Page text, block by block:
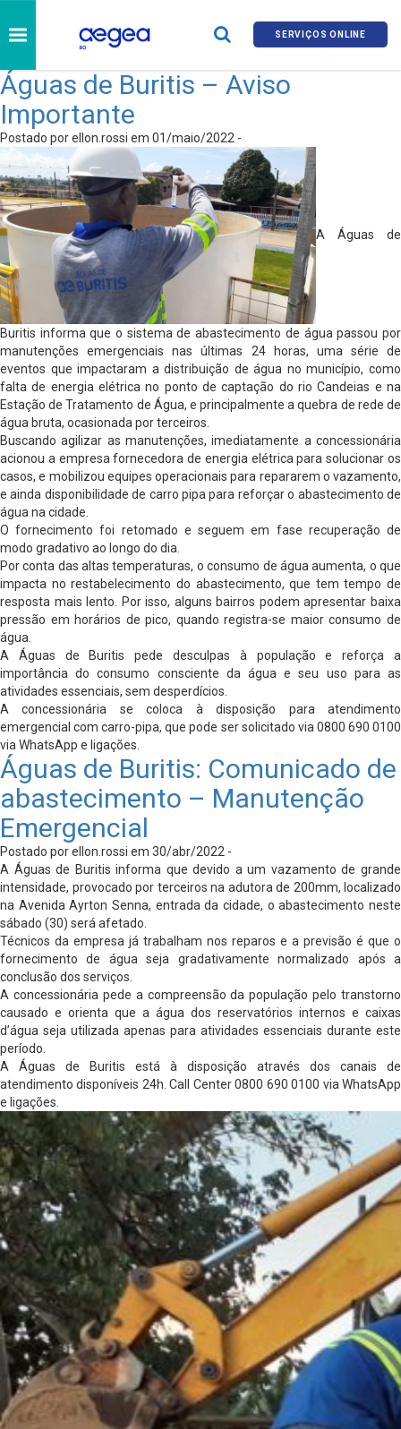
SERVIÇOS ONLINE
Águas de Buritis – Aviso
Importante
Postado por ellon.rossi em 01/maio/2022 -
A Águas de
Buritis informa que o sistema de abastecimento de água passou por
manutenções emergenciais nas últimas 24 horas, uma série de
eventos que impactaram a distribuição de água no município, como
falta de energia elétrica no ponto de captação do rio Candeias e na
Estação de Tratamento de Água, e principalmente a quebra de rede de
água bruta, ocasionada por terceiros.
Buscando agilizar as manutenções, imediatamente a concessionária
acionou a empresa fornecedora de energia elétrica para solucionar os
casos, e mobilizou equipes operacionais para repararem o vazamento,
e ainda disponibilidade de carro pipa para reforçar o abastecimento de
água na cidade.
O fornecimento foi retomado e seguem em fase recuperação de
modo gradativo ao longo do dia.
Por conta das altas temperaturas, o consumo de água aumenta, o que
impacta no restabelecimento do abastecimento, que tem tempo de
resposta mais lento. Por isso, alguns bairros podem apresentar baixa
pressão em horários de pico, quando registra-se maior consumo de
água.
A Águas de Buritis pede desculpas à população e reforça a
importância do consumo consciente da água e seu uso para as
atividades essenciais, sem desperdícios.
A concessionária se coloca à disposição para atendimento
emergencial com carro-pipa, que pode ser solicitado via 0800 690 0100
via WhatsApp e ligações.
Águas de Buritis: Comunicado de
abastecimento – Manutenção
Emergencial
Postado por ellon.rossi em 30/abr/2022 -
A Águas de Buritis informa que devido a um vazamento de grande
intensidade, provocado por terceiros na adutora de 200mm, localizado
na Avenida Ayrton Senna, entrada da cidade, o abastecimento neste
sábado (30) será afetado.
Técnicos da empresa já trabalham nos reparos e a previsão é que o
fornecimento de água seja gradativamente normalizado após a
conclusão dos serviços.
A concessionária pede a compreensão da população pelo transtorno
causado e orienta que a água dos reservatórios internos e caixas
d’água seja utilizada apenas para atividades essenciais durante este
período.
A Águas de Buritis está à disposição através dos canais de
atendimento disponíveis 24h. Call Center 0800 690 0100 via WhatsApp
e ligações.